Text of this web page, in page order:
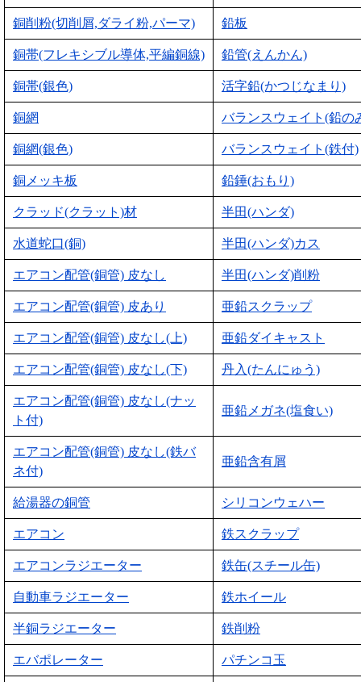
銅削粉(切削屑,ダライ粉,パーマ) 鉛板
銅帯(フレキシブル導体,平編銅線) 鉛管(えんかん)
銅帯(銀色) 活字鉛(かつじなまり)
銅網 バランスウェイト(鉛の
銅網(銀色) バランスウェイト(鉄付)
銅メッキ板 鉛錘(おもり)
クラッド(クラット)材 半田(ハンダ)
水道蛇口(銅) 半田(ハンダ)カス
エアコン配管(銅管) 皮なし 半田(ハンダ)削粉
エアコン配管(銅管) 皮あり 亜鉛スクラップ
エアコン配管(銅管) 皮なし(上) 亜鉛ダイキャスト
エアコン配管(銅管) 皮なし(下) 丹入(たんにゅう)
エアコン配管(銅管) 皮なし(ナッ
ト付)
亜鉛メガネ(塩食い)
エアコン配管(銅管) 皮なし(鉄バ
ネ付)
亜鉛含有屑
給湯器の銅管 シリコンウェハー
エアコン 鉄スクラップ
エアコンラジエーター 鉄缶(スチール缶)
自動車ラジエーター 鉄ホイール
半銅ラジエーター 鉄削粉
エバポレーター パチンコ玉